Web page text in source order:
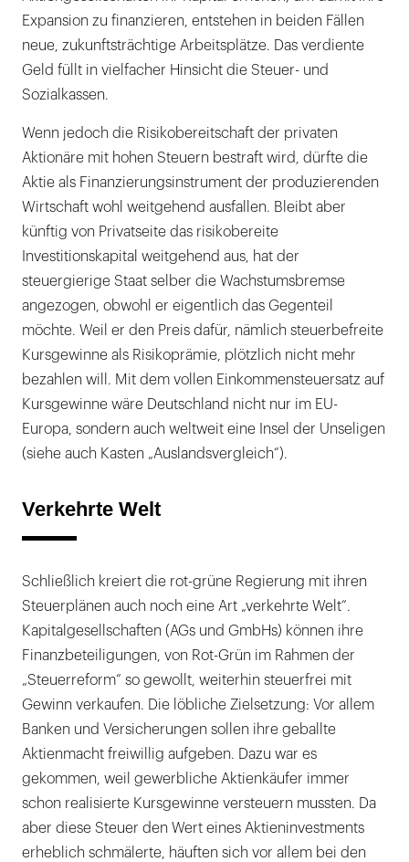
Expansion zu finanzieren, entstehen in beiden Fällen
neue, zukunftsträchtige Arbeitsplätze. Das verdiente
Geld füllt in vielfacher Hinsicht die Steuer- und
Sozialkassen.
Wenn jedoch die Risikobereitschaft der privaten
Aktionäre mit hohen Steuern bestraft wird, dürfte die
Aktie als Finanzierungsinstrument der produzierenden
Wirtschaft wohl weitgehend ausfallen. Bleibt aber
künftig von Privatseite das risikobereite
Investitionskapital weitgehend aus, hat der
steuergierige Staat selber die Wachstumsbremse
angezogen, obwohl er eigentlich das Gegenteil
möchte. Weil er den Preis dafür, nämlich steuerbefreite
Kursgewinne als Risikoprämie, plötzlich nicht mehr
bezahlen will. Mit dem vollen Einkommensteuersatz auf
Kursgewinne wäre Deutschland nicht nur im EU-
Europa, sondern auch weltweit eine Insel der Unseligen
(siehe auch Kasten „Auslandsvergleich“).
Verkehrte Welt
Schließlich kreiert die rot-grüne Regierung mit ihren
Steuerplänen auch noch eine Art „verkehrte Welt“.
Kapitalgesellschaften (AGs und GmbHs) können ihre
Finanzbeteiligungen, von Rot-Grün im Rahmen der
„Steuerreform“ so gewollt, weiterhin steuerfrei mit
Gewinn verkaufen. Die löbliche Zielsetzung: Vor allem
Banken und Versicherungen sollen ihre geballte
Aktienmacht freiwillig aufgeben. Dazu war es
gekommen, weil gewerbliche Aktienkäufer immer
schon realisierte Kursgewinne versteuern mussten. Da
aber diese Steuer den Wert eines Aktieninvestments
erheblich schmälerte, häuften sich vor allem bei den